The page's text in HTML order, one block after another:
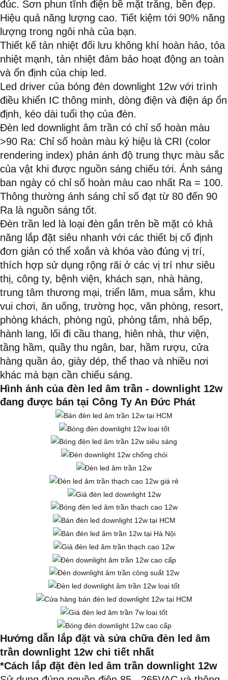
đúc. Sơn phun tĩnh điện bề mặt trắng, bền đẹp.
Hiệu quả năng lượng cao. Tiết kiệm tới 90% năng
lượng trong ngôi nhà của bạn.
Thiết kế tản nhiệt đối lưu không khí hoàn hảo, tỏa
nhiệt mạnh, tản nhiệt đảm bảo hoạt động an toàn
và ổn định của chip led.
Led driver của bóng đèn downlight 12w với trình
điều khiển IC thông minh, dòng điện và điện áp ổn
định, kéo dài tuổi thọ của đèn.
Đèn led downlight âm trần có chỉ số hoàn màu
>90 Ra: Chỉ số hoàn màu ký hiệu là CRI (color
rendering index) phản ánh độ trung thực màu sắc
của vật khi được nguồn sáng chiếu tới. Ánh sáng
ban ngày có chỉ số hoàn màu cao nhất Ra = 100.
Thông thường ánh sáng chỉ số đạt từ 80 đến 90
Ra là nguồn sáng tốt.
Đèn trần led là loại đèn gắn trên bề mặt có khả
năng lắp đặt siêu nhanh với các thiết bị cố định
đơn giản có thể xoắn và khóa vào đúng vị trí,
thích hợp sử dụng rộng rãi ở các vị trí như siêu
thị, công ty, bệnh viện, khách sạn, nhà hàng,
trung tâm thương mại, triển lãm, mua sắm, khu
vui chơi, ăn uống, trường học, văn phòng, resort,
phòng khách, phòng ngủ, phòng tắm, nhà bếp,
hành lang, lối đi cầu thang, hiên nhà, thư viện,
tầng hầm, quầy thu ngân, bar, hầm rượu, cửa
hàng quần áo, giày dép, thể thao và nhiều nơi
khác mà bạn cần chiếu sáng.
Hình ảnh của đèn led âm trần - downlight 12w
đang được bán tại Công Ty An Đức Phát
Hướng dẫn lắp đặt và sửa chữa đèn led âm
trần downlight 12w chi tiết nhất
*Cách lắp đặt đèn led âm trần downlight 12w